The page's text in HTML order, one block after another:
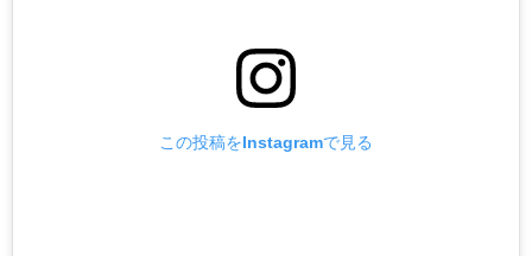
この投稿をInstagramで見る